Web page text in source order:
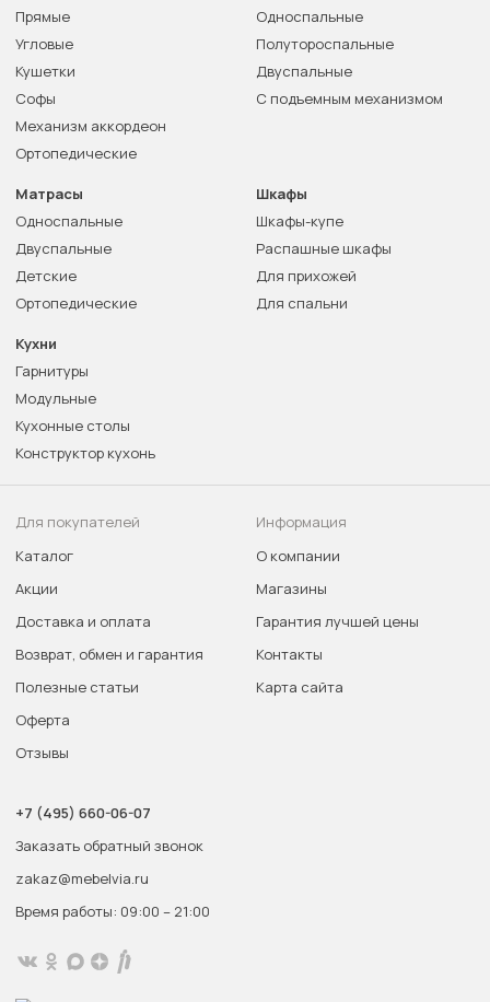
Прямые
Угловые
Кушетки
Софы
Механизм аккордеон
Ортопедические
Односпальные
Полутороспальные
Двуспальные
С подъемным механизмом
Матрасы
Односпальные
Двуспальные
Детские
Ортопедические
Шкафы
Шкафы-купе
Распашные шкафы
Для прихожей
Для спальни
Кухни
Гарнитуры
Модульные
Кухонные столы
Конструктор кухонь
Для покупателей
Каталог
Акции
Доставка и оплата
Возврат, обмен и гарантия
Полезные статьи
Оферта
Отзывы
Информация
О компании
Магазины
Гарантия лучшей цены
Контакты
Карта сайта
+7 (495) 660-06-07
Заказать обратный звонок
zakaz@mebelvia.ru
Время работы: 09:00 – 21:00